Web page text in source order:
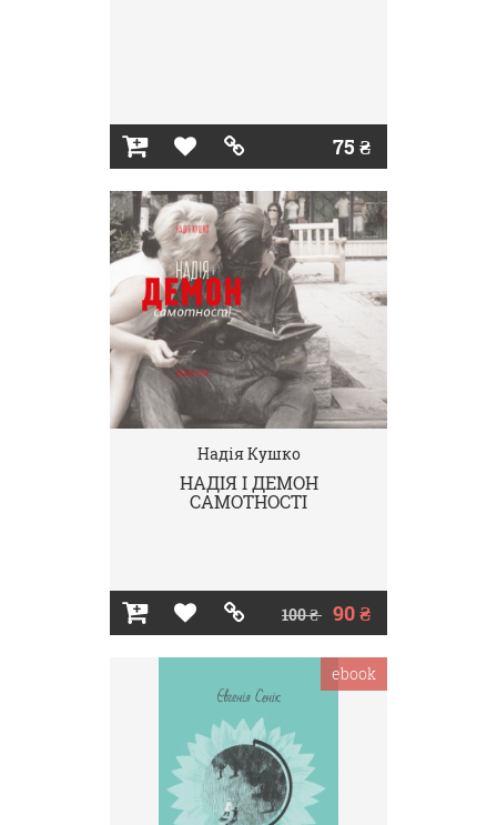
75 ₴
Надія Кушко
НАДІЯ І ДЕМОН
САМОТНОСТІ
100 ₴ 90 ₴
ebook